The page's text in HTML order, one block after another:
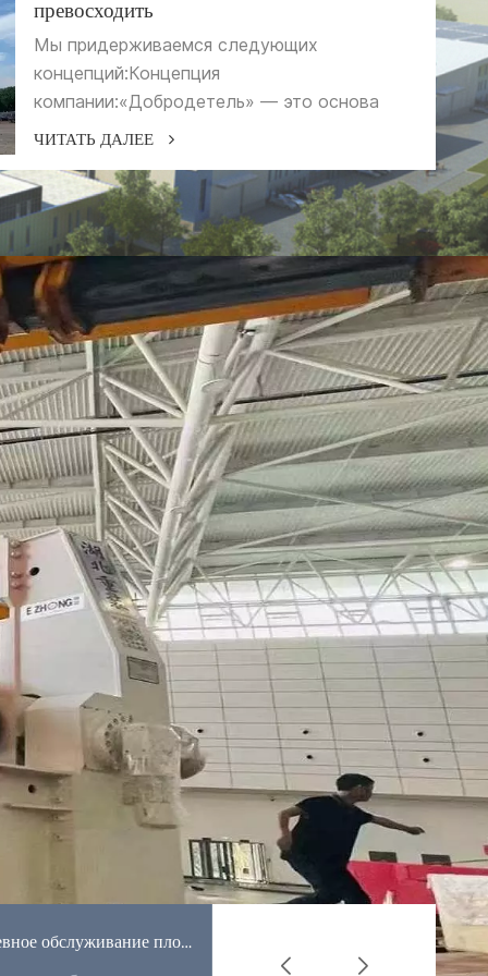
превосходить
Мы придерживаемся следующих
концепций:Концепция
компании:«Добродетель» — это основа
нашей карьеры, честность с
это сущность качества, будьте более
профессиональными и
точными.Инновационная
концепция:«Особенность» - это философия
бизнеса, достижение устойчивого
развития. «Высококачественная продукция
служит клиентам, непрерывные инновации и
устойчивое развитие»наша политика
качества. У нас будет более высокое
стремление от более высокой отправной
точки, мы станем брендомпредприятие в
этой строповой отрасли.
ЧИТАТЬ ДАЛЕЕ
Ежедневное обслуживание плоского стропа